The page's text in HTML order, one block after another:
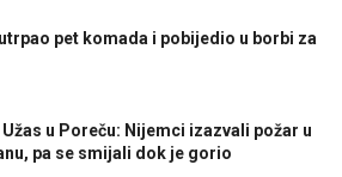
pet komada i pobijedio u borbi za
Užas u Poreču: Nijemci izazvali požar u
pa se smijali dok je gorio